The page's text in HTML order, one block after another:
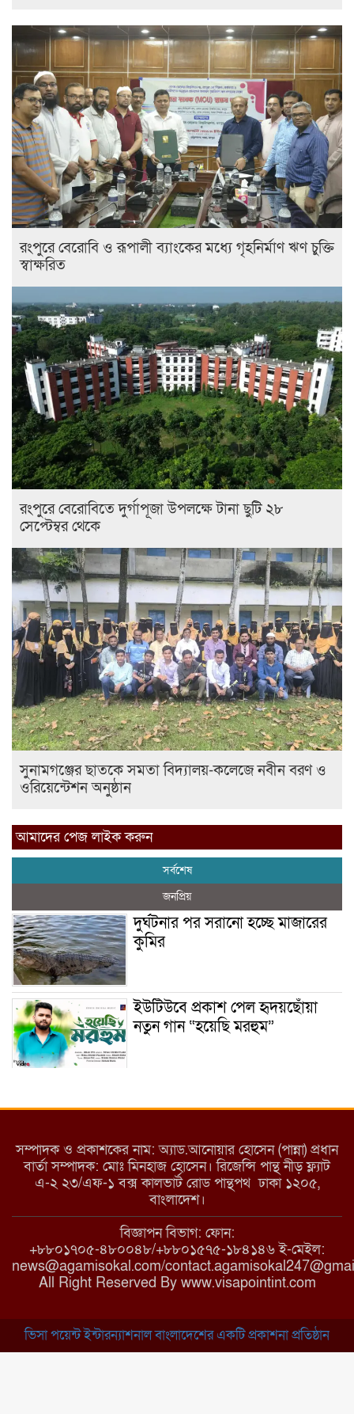
রংপুরে বেরোবি ও রূপালী ব্যাংকের মধ্যে গৃহনির্মাণ ঋণ চুক্তি
স্বাক্ষরিত
রংপুরে বেরোবিতে দুর্গাপূজা উপলক্ষে টানা ছুটি ২৮
সেপ্টেম্বর থেকে
সুনামগঞ্জের ছাতকে সমতা বিদ্যালয়-কলেজে নবীন বরণ ও
ওরিয়েন্টেশন অনুষ্ঠান
আমাদের পেজ লাইক করুন
সর্বশেষ
জনপ্রিয়
দুর্ঘটনার পর সরানো হচ্ছে মাজারের
কুমির
ইউটিউবে প্রকাশ পেল হৃদয়ছোঁয়া
নতুন গান “হয়েছি মরহুম”
মরণ নেশা
মাধবপুরে কমিউনিটি ক্লিনিকে
অনিয়মের অভিযোগ
রাজবাড়ী: বালিয়াকান্দিতে কিশোরীর
ঝুলন্ত মরদেহ উদ্ধার
সম্পাদক ও প্রকাশকের নাম: অ্যাড.আনোয়ার হোসেন (পান্না) প্রধান
বার্তা সম্পাদক: মোঃ মিনহাজ হোসেন। রিজেন্সি পান্থ নীড় ফ্ল্যাট
এ-২ ২৩/এফ-১ বক্স কালভার্ট রোড পান্থপথ ঢাকা ১২০৫,
বাংলাদেশ।
বিজ্ঞাপন বিভাগ: ফোন:
+৮৮০১৭০৫-৪৮০০৪৮/+৮৮০১৫৭৫-১৮৪১৪৬ ই-মেইল:
news@agamisokal.com/
All Right Reserved By www.visapointint.com
ভিসা পয়েন্ট ইন্টারন্যাশনাল বাংলাদেশের একটি প্রকাশনা প্রতিষ্ঠান